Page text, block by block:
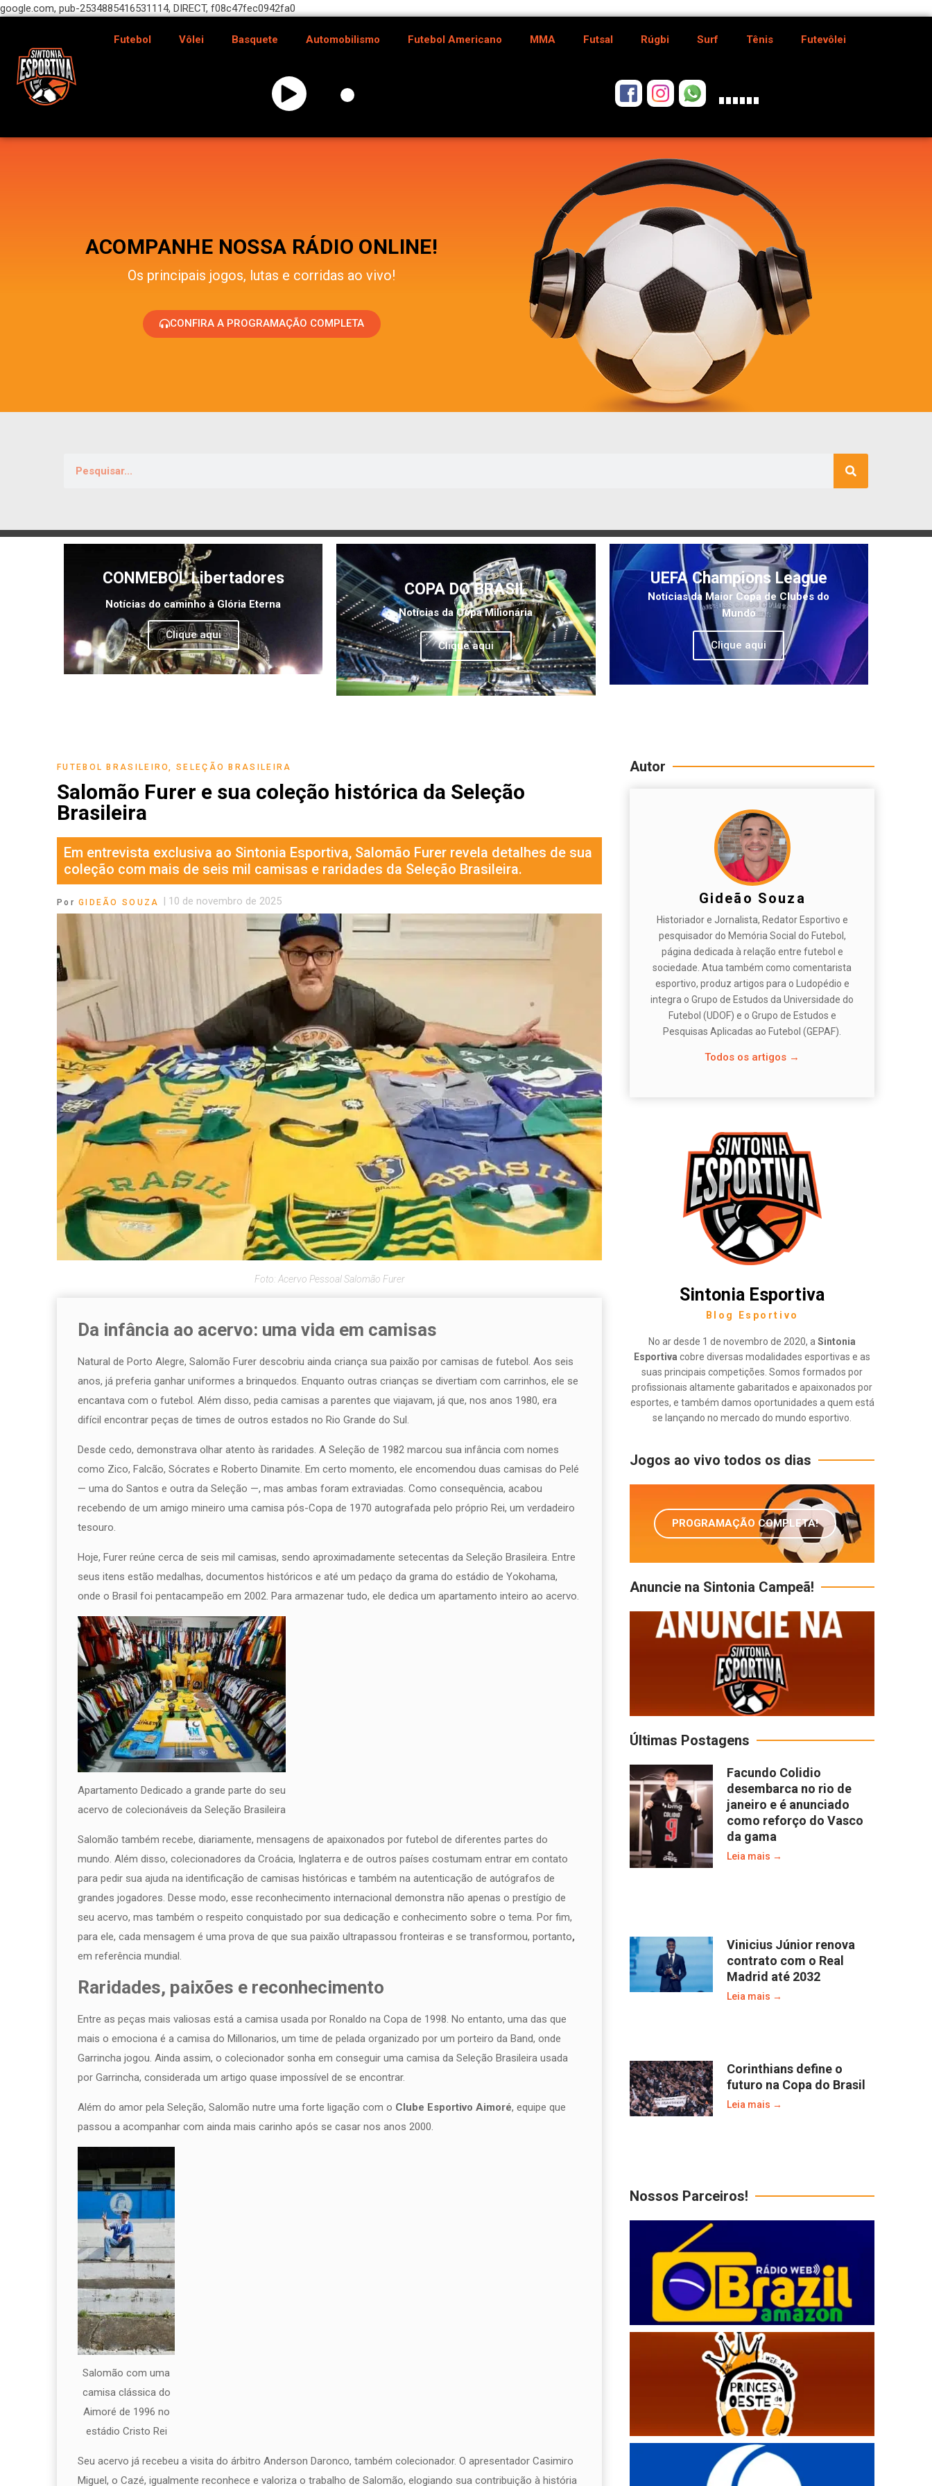
google.com, pub-2534885416531114, DIRECT, f08c47fec0942fa0
Futebol Vôlei Basquete Automobilismo Futebol Americano MMA Futsal Rúgbi Surf Tênis Futevôlei
ACOMPANHE NOSSA RÁDIO ONLINE!
Os principais jogos, lutas e corridas ao vivo!
CONFIRA A PROGRAMAÇÃO COMPLETA
CONMEBOL Libertadores
Notícias do caminho à Glória Eterna
Clique aqui
COPA DO BRASIL
Notícias da Copa Milionária
Clique aqui
UEFA Champions League
Notícias da Maior Copa de Clubes do
Mundo
Clique aqui
FUTEBOL BRASILEIRO,SELEÇÃO BRASILEIRA
Salomão Furer e sua coleção histórica da Seleção
Brasileira
Em entrevista exclusiva ao Sintonia Esportiva, Salomão Furer revela detalhes de sua
coleção com mais de seis mil camisas e raridades da Seleção Brasileira.
Por GIDEÃO SOUZA | 10 de novembro de 2025
Foto: Acervo Pessoal Salomão Furer
Da infância ao acervo: uma vida em camisas
Natural de Porto Alegre, Salomão Furer descobriu ainda criança sua paixão por camisas de futebol. Aos seis
anos, já preferia ganhar uniformes a brinquedos. Enquanto outras crianças se divertiam com carrinhos, ele se
encantava com o futebol. Além disso, pedia camisas a parentes que viajavam, já que, nos anos 1980, era
difícil encontrar peças de times de outros estados no Rio Grande do Sul.
Desde cedo, demonstrava olhar atento às raridades. A Seleção de 1982 marcou sua infância com nomes
como Zico, Falcão, Sócrates e Roberto Dinamite. Em certo momento, ele encomendou duas camisas do Pelé
— uma do Santos e outra da Seleção —, mas ambas foram extraviadas. Como consequência, acabou
recebendo de um amigo mineiro uma camisa pós-Copa de 1970 autografada pelo próprio Rei, um verdadeiro
tesouro.
Hoje, Furer reúne cerca de seis mil camisas, sendo aproximadamente setecentas da Seleção Brasileira. Entre
seus itens estão medalhas, documentos históricos e até um pedaço da grama do estádio de Yokohama,
onde o Brasil foi pentacampeão em 2002. Para armazenar tudo, ele dedica um apartamento inteiro ao acervo.
Apartamento Dedicado a grande parte do seu
acervo de colecionáveis da Seleção Brasileira
Salomão também recebe, diariamente, mensagens de apaixonados por futebol de diferentes partes do
mundo. Além disso, colecionadores da Croácia, Inglaterra e de outros países costumam entrar em contato
para pedir sua ajuda na identificação de camisas históricas e também na autenticação de autógrafos de
grandes jogadores. Desse modo, esse reconhecimento internacional demonstra não apenas o prestígio de
seu acervo, mas também o respeito conquistado por sua dedicação e conhecimento sobre o tema. Por fim,
para ele, cada mensagem é uma prova de que sua paixão ultrapassou fronteiras e se transformou, portanto,
em referência mundial.
Raridades, paixões e reconhecimento
Entre as peças mais valiosas está a camisa usada por Ronaldo na Copa de 1998. No entanto, uma das que
mais o emociona é a camisa do Millonarios, um time de pelada organizado por um porteiro da Band, onde
Garrincha jogou. Ainda assim, o colecionador sonha em conseguir uma camisa da Seleção Brasileira usada
por Garrincha, considerada um artigo quase impossível de se encontrar.
Além do amor pela Seleção, Salomão nutre uma forte ligação com o Clube Esportivo Aimoré, equipe que
passou a acompanhar com ainda mais carinho após se casar nos anos 2000.
Salomão com uma
camisa clássica do
Aimoré de 1996 no
estádio Cristo Rei
Seu acervo já recebeu a visita do árbitro Anderson Daronco, também colecionador. O apresentador Casimiro
Miguel, o Cazé, igualmente reconhece e valoriza o trabalho de Salomão, elogiando sua contribuição à história
Autor
Gideão Souza
Historiador e Jornalista, Redator Esportivo e
pesquisador do Memória Social do Futebol,
página dedicada à relação entre futebol e
sociedade. Atua também como comentarista
esportivo, produz artigos para o Ludopédio e
integra o Grupo de Estudos da Universidade do
Futebol (UDOF) e o Grupo de Estudos e
Pesquisas Aplicadas ao Futebol (GEPAF).
Todos os artigos →
Sintonia Esportiva
Blog Esportivo
No ar desde 1 de novembro de 2020, aSintonia
Esportiva cobre diversas modalidades esportivas e as
suas principais competições. Somos formados por
profissionais altamente gabaritados e apaixonados por
esportes, e também damos oportunidades a quem está
se lançando no mercado do mundo esportivo.
Jogos ao vivo todos os dias
PROGRAMAÇÃO COMPLETA!
Anuncie na Sintonia Campeã!
Últimas Postagens
Facundo Colidio
desembarca no rio de
janeiro e é anunciado
como reforço do Vasco
da gama
Leia mais →
Vinicius Júnior renova
contrato com o Real
Madrid até 2032
Leia mais →
Corinthians define o
futuro na Copa do Brasil
Leia mais →
Nossos Parceiros!